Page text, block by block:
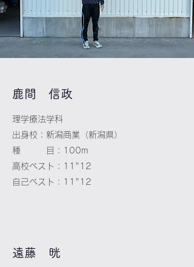
​鹿間 信政
理学療法学科
出身校：新潟商業（新潟県）
種 目：100m
高校ベスト：11"12
自己ベスト：11"12
​遠藤 晄